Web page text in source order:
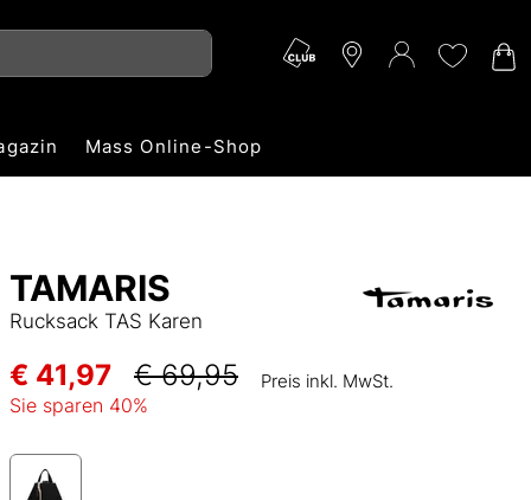
Mass Online-Shop
TAMARIS
Rucksack TAS Karen
€ 41,97 € 69,95 Preis inkl. MwSt.
Sie sparen 40%